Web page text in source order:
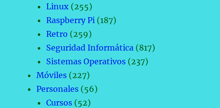
Linux (255)
Raspberry Pi (187)
Retro (259)
Seguridad Informática (817)
Sistemas Operativos (237)
Móviles (227)
Personales (56)
Cursos (52)